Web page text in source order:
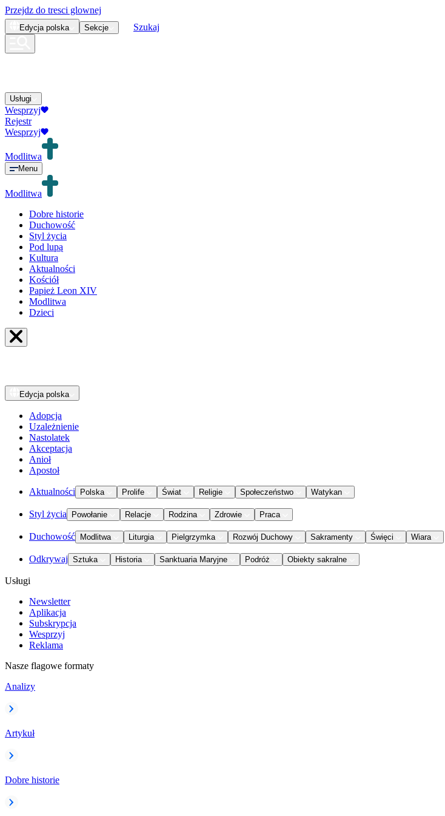
Przejdz do tresci glownej
Edycja polska Sekcje Szukaj
Usługi
Wesprzyj
Rejestr
Wesprzyj
Modlitwa
Menu
Modlitwa
Dobre historie
Duchowość
Styl życia
Pod lupą
Kultura
Aktualności
Kościół
Papież Leon XIV
Modlitwa
Dzieci
Edycja polska
Adopcja
Uzależnienie
Nastolatek
Akceptacja
Anioł
Apostoł
Aktualności Polska Prolife Świat Religie Społeczeństwo Watykan
Styl życia Powołanie Relacje Rodzina Zdrowie Praca
Duchowość Modlitwa Liturgia Pielgrzymka Rozwój Duchowy Sakramenty Święci Wiara
Odkrywaj Sztuka Historia Sanktuaria Maryjne Podróż Obiekty sakralne
Usługi
Newsletter
Aplikacja
Subskrypcja
Wesprzyj
Reklama
Nasze flagowe formaty
Analizy
Artykuł
Dobre historie